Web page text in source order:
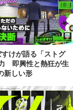
即興性と熱狂が生
新しい形